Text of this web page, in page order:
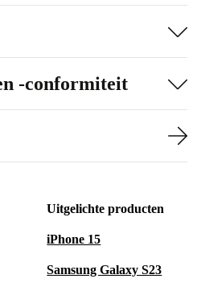
-conformiteit
Uitgelichte producten
iPhone 15
Samsung Galaxy S23